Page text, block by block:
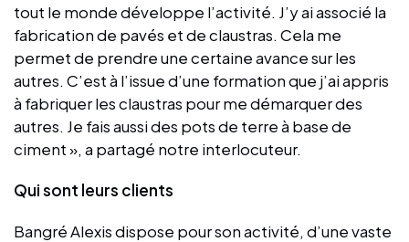
tout le monde développe l’activité. J’y ai associé la
fabrication de pavés et de claustras. Cela me
permet de prendre une certaine avance sur les
autres. C’est à l’issue d’une formation que j’ai appris
à fabriquer les claustras pour me démarquer des
autres. Je fais aussi des pots de terre à base de
ciment », a partagé notre interlocuteur.
Qui sont leurs clients
Bangré Alexis dispose pour son activité, d’une vaste